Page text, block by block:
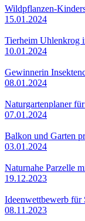
Wildpflanzen-
15.01.2024
Tierheim Uhlenkrog
10.01.2024
Gewinnerin
08.01.2024
Naturgartenplaner
07.01.2024
Balkon und Garten
03.01.2024
Naturnahe Parzelle
19.12.2023
Ideenwettbewerb für
08.11.2023